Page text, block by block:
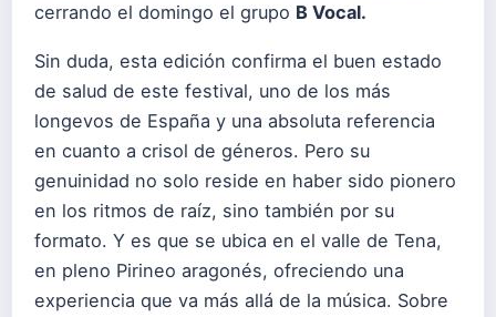
cerrando el domingo el grupo B Vocal.
Sin duda, esta edición confirma el buen estado
de salud de este festival, uno de los más
longevos de España y una absoluta referencia
en cuanto a crisol de géneros. Pero su
genuinidad no solo reside en haber sido pionero
en los ritmos de raíz, sino también por su
formato. Y es que se ubica en el valle de Tena,
en pleno Pirineo aragonés, ofreciendo una
experiencia que va más allá de la música. Sobre